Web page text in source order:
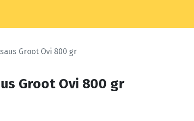
Groot Ovi 800 gr
Groot Ovi 800 gr